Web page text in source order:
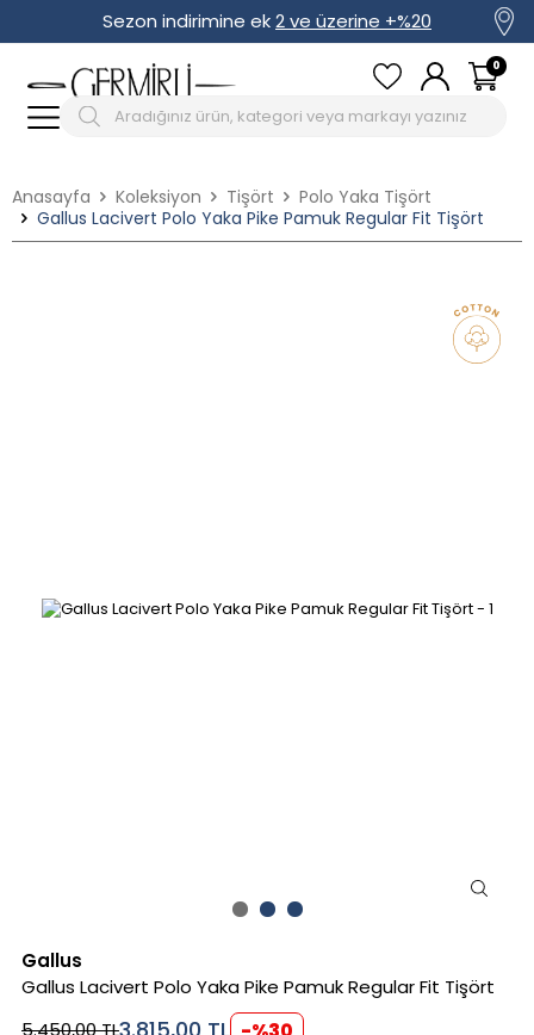
Sezon indirimine ek2 ve üzerine +%20
0
Anasayfa Koleksiyon Tişört
Polo Yaka Tişört
Gallus Lacivert Polo Yaka Pike Pamuk Regular Fit Tişört
Gallus
Gallus Lacivert Polo Yaka Pike Pamuk Regular Fit Tişört
5.450,00TL